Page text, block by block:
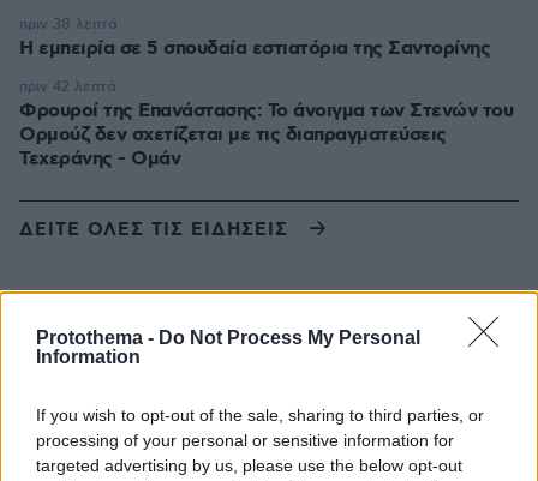
Protothema - Do Not Process My Personal
Information
If you wish to opt-out of the sale, sharing to third parties, or
processing of your personal or sensitive information for
targeted advertising by us, please use the below opt-out
Η εμπειρία σε 5 σπουδαία εστιατόρια της Σαντορίνης
πριν 38 λεπτά
Φρουροί της Επανάστασης: Το άνοιγμα των Στενών του
Ορμούζ δεν σχετίζεται με τις διαπραγματεύσεις
Τεχεράνης - Ομάν
πριν 42 λεπτά
ΔΕΙΤΕ ΟΛΕΣ ΤΙΣ ΕΙΔΗΣΕΙΣ
ΤΑ ΠΙΟ ΔΗΜΟΦΙΛΗ